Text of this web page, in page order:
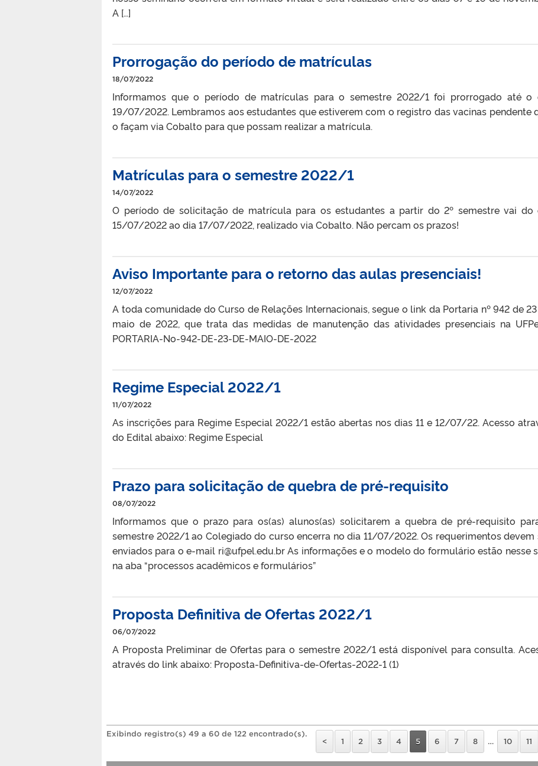
A […]
Prorrogação do período de matrículas
18/07/2022
Informamos que o período de matrículas para o semestre 2022/1 foi prorrogado até o
19/07/2022. Lembramos aos estudantes que estiverem com o registro das vacinas pendente
o façam via Cobalto para que possam realizar a matrícula.
Matrículas para o semestre 2022/1
14/07/2022
O período de solicitação de matrícula para os estudantes a partir do 2º semestre vai do
15/07/2022 ao dia 17/07/2022, realizado via Cobalto. Não percam os prazos!
Aviso Importante para o retorno das aulas presenciais!
12/07/2022
A toda comunidade do Curso de Relações Internacionais, segue o link da Portaria nº 942 de
maio de 2022, que trata das medidas de manutenção das atividades presenciais na
PORTARIA-No-942-DE-23-DE-MAIO-DE-2022
Regime Especial 2022/1
11/07/2022
As inscrições para Regime Especial 2022/1 estão abertas nos dias 11 e 12/07/22. Acesso
do Edital abaixo: Regime Especial
Prazo para solicitação de quebra de pré-requisito
08/07/2022
Informamos que o prazo para os(as) alunos(as) solicitarem a quebra de pré-requisito
semestre 2022/1 ao Colegiado do curso encerra no dia 11/07/2022. Os requerimentos devem
enviados para o e-mail ri@ufpel.edu.br As informações e o modelo do formulário estão nesse
na aba “processos acadêmicos e formulários”
Proposta Definitiva de Ofertas 2022/1
06/07/2022
A Proposta Preliminar de Ofertas para o semestre 2022/1 está disponível para consulta.
através do link abaixo: Proposta-Definitiva-de-Ofertas-2022-1 (1)
Exibindo registro(s) 49 a 60 de 122 encontrado(s).
<
1 2 3 4 5 6 7 8 … 10 11